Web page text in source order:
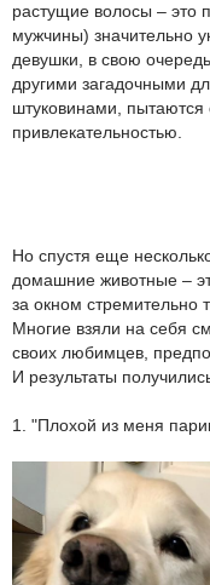
растущие волосы – это
мужчины) значительно
девушки, в свою
другими загадочными
штуковинами, пытаются
привлекательностью.
Но спустя еще
домашние животные –
за окном стремительно
Многие взяли на себя
своих любимцев,
И результаты
1. "Плохой из меня